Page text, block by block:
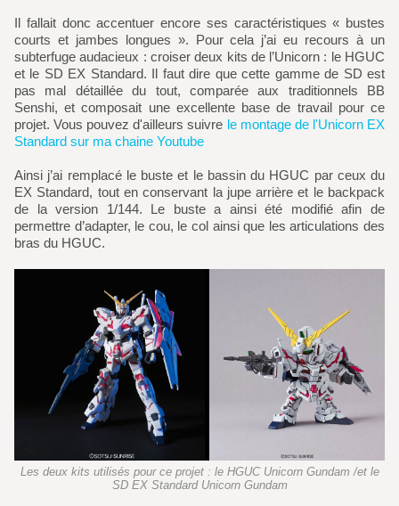
Il fallait donc accentuer encore ses caractéristiques « bustes
courts et jambes longues ». Pour cela j’ai eu recours à un
subterfuge audacieux : croiser deux kits de l’Unicorn : le HGUC
et le SD EX Standard. Il faut dire que cette gamme de SD est
pas mal détaillée du tout, comparée aux traditionnels BB
Senshi, et composait une excellente base de travail pour ce
projet. Vous pouvez d'ailleurs suivre le montage de l'Unicorn EX
Standard sur ma chaine Youtube
Ainsi j’ai remplacé le buste et le bassin du HGUC par ceux du
EX Standard, tout en conservant la jupe arrière et le backpack
de la version 1/144. Le buste a ainsi été modifié afin de
permettre d’adapter, le cou, le col ainsi que les articulations des
bras du HGUC.
Les deux kits utilisés pour ce projet : le HGUC Unicorn Gundam /et le
SD EX Standard Unicorn Gundam